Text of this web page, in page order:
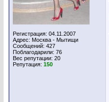
Регистрация: 04.11.2007
Адрес: Москва - Мытищи
Сообщений: 427
Поблагодарили: 76
Вес репутации: 20
Репутация: 150